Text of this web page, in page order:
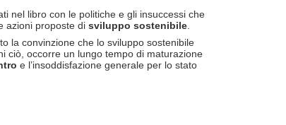
nel libro con le politiche e gli insuccessi che
azioni proposte di sviluppo sostenibile
la convinzione che lo sviluppo sostenibile
ciò, occorre un lungo tempo di maturazione
e l’insoddisfazione generale per lo stato